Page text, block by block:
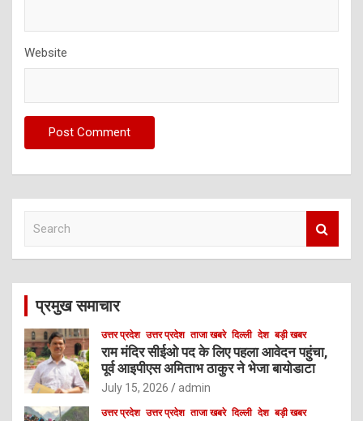
Website
c
प्रमुख समाचार
उत्तर प्रदेश उत्तर प्रदेश ताजा खबरे दिल्ली देश बड़ी खबर
राम मंदिर सीईओ पद के लिए पहला आवेदन पहुंचा,
पूर्व आइपीएस अमिताभ ठाकुर ने भेजा बायोडाटा
July 15, 2026 admin
उत्तर प्रदेश उत्तर प्रदेश ताजा खबरे दिल्ली देश बड़ी खबर